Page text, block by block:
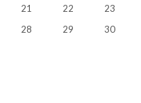
21 22
23
28 29
30